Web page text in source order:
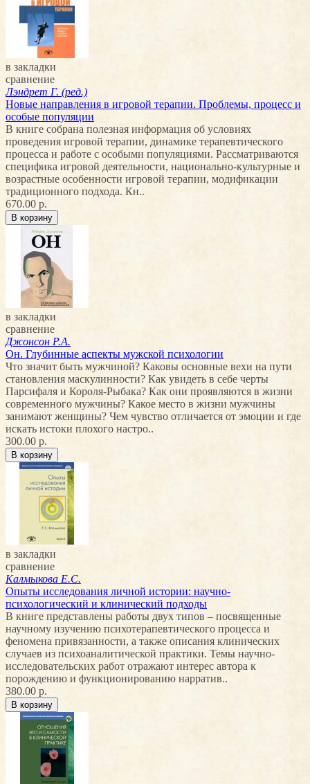
в закладки
сравнение
Лэндрет Г. (ред.)
Новые направления в игровой терапии. Проблемы, процесс и
особые популяции
В книге собрана полезная информация об условиях
проведения игровой терапии, динамике терапевтического
процесса и работе с особыми популяциями. Рассматриваются
специфика игровой деятельности, национально-культурные и
возрастные особенности игровой терапии, модификации
традиционного подхода. Кн..
670.00 р.
в закладки
сравнение
Джонсон Р.А.
Он. Глубинные аспекты мужской психологии
Что значит быть мужчиной? Каковы основные вехи на пути
становления маскулинности? Как увидеть в себе черты
Парсифаля и Короля-Рыбака? Как они проявляются в жизни
современного мужчины? Какое место в жизни мужчины
занимают женщины? Чем чувство отличается от эмоции и где
искать истоки плохого настро..
300.00 р.
в закладки
сравнение
Калмыкова Е.С.
Опыты исследования личной истории: научно-
психологический и клинический подходы
В книге представлены работы двух типов – посвященные
научному изучению психотерапевтического процесса и
феномена привязанности, а также описания клинических
случаев из психоаналитической практики. Темы научно-
исследовательских работ отражают интерес автора к
порождению и функционированию нарратив..
380.00 р.